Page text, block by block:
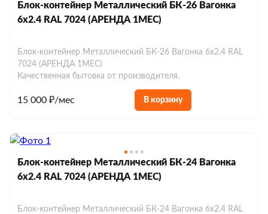
Блок-контейнер Металлический БК-26 Вагонка
6х2.4 RAL 7024 (АРЕНДА 1МЕС)
Блок-контейнер Металлический БК-26 Вагонка 6х2.4 RAL
7024 (АРЕНДА 1МЕС)
Качественная бытовка от производителя.
15 000 ₽/мес В корзину
Блок-контейнер Металлический БК-24 Вагонка
6х2.4 RAL 7024 (АРЕНДА 1МЕС)
Блок-контейнер Металлический БК-24 Вагонка 6х2.4 RAL